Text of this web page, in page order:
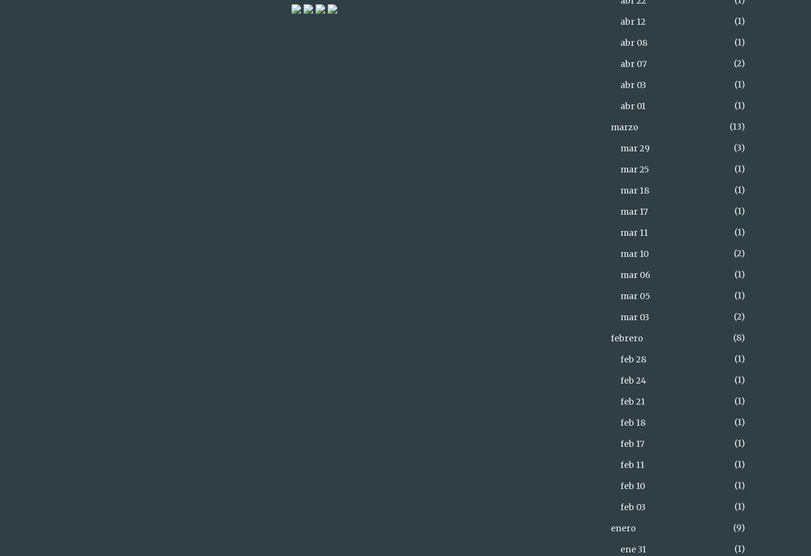
abr 12
1
abr 08
1
abr 07
2
abr 03
1
abr 01
1
marzo
13
mar 29
3
mar 25
1
mar 18
1
mar 17
1
mar 11
1
mar 10
2
mar 06
1
mar 05
1
mar 03
2
febrero
8
feb 28
1
feb 24
1
feb 21
1
feb 18
1
feb 17
1
feb 11
1
feb 10
1
feb 03
1
enero
9
ene 31
1